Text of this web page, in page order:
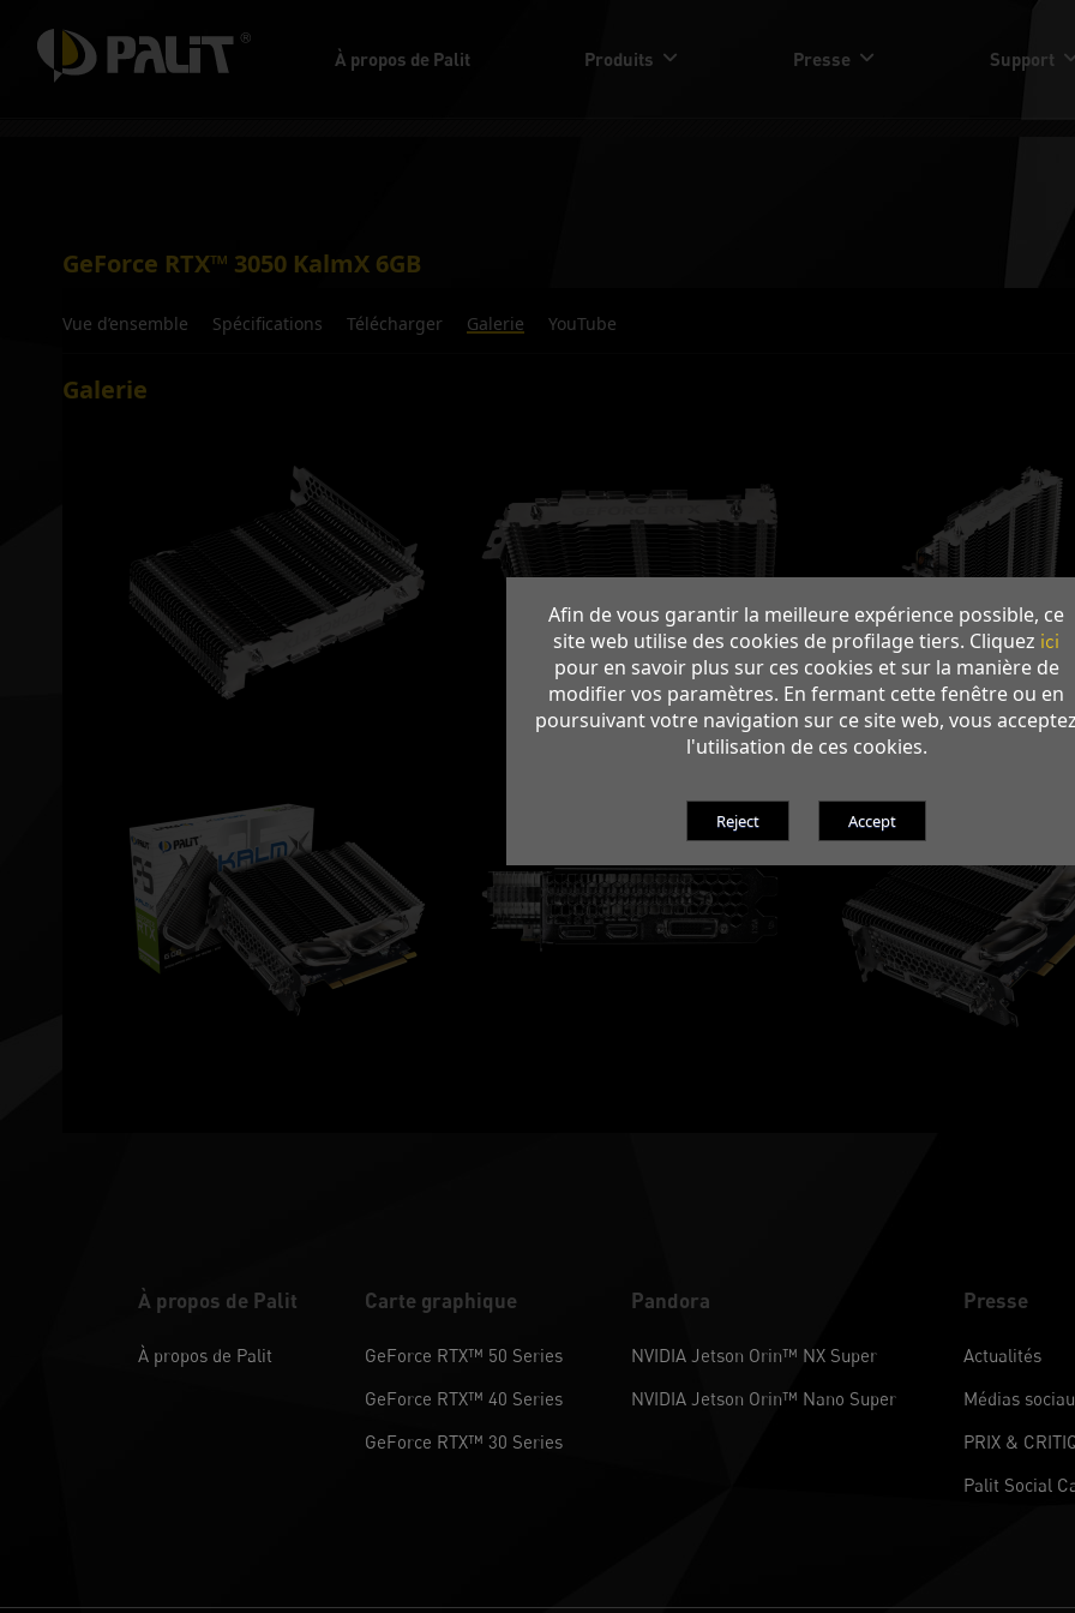
Afin de vous garantir la meilleure expérience possible, ce
site web utilise des cookies de profilage tiers. Cliquez ici
pour en savoir plus sur ces cookies et sur la manière de
modifier vos paramètres. En fermant cette fenêtre ou en
poursuivant votre navigation sur ce site web, vous
l'utilisation de ces cookies.
À propos de Palit Produits Presse Support
GeForce RTX™ 3050 KalmX 6GB
Vue d’ensemble Spécifications Télécharger Galerie YouTube
Galerie
À propos de Palit
À propos de Palit
Carte graphique
GeForce RTX™ 50 Series
GeForce RTX™ 40 Series
GeForce RTX™ 30 Series
Pandora
NVIDIA Jetson Orin™ NX Super
NVIDIA Jetson Orin™ Nano Super
Presse
Actualités
Médias
PRIX &
Palit Social